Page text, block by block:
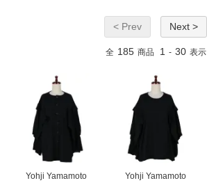
< Prev Next >
全 185 商品 1 - 30 表示
Yohji Yamamoto
Yohji Yamamoto